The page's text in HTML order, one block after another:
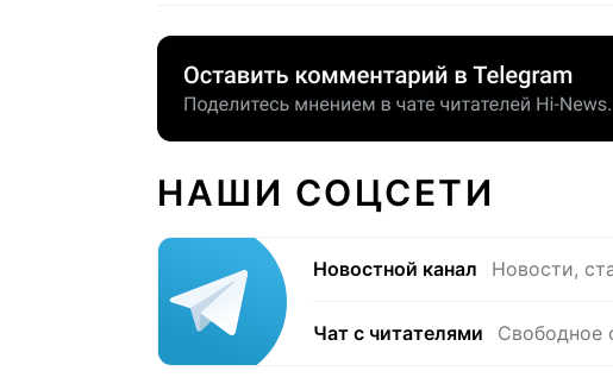
НАШИ СОЦСЕТИ
Новостной канал Новости,
Чат с читателями Свободное